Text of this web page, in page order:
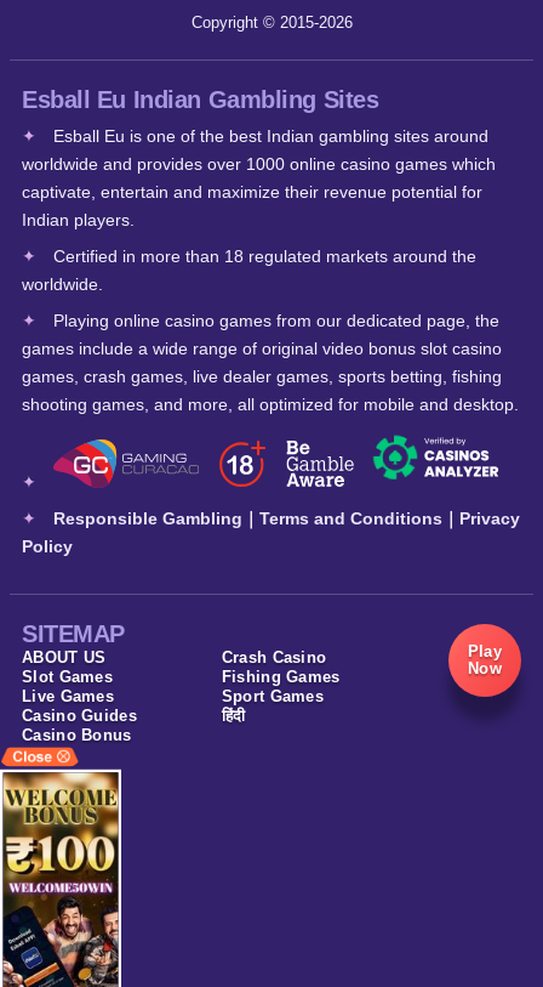
Copyright © 2015-2026
Esball Eu Indian Gambling Sites
Esball Eu is one of the best Indian gambling sites around
worldwide and provides over 1000 online casino games which
captivate, entertain and maximize their revenue potential for
Indian players.
Certified in more than 18 regulated markets around the
worldwide.
Playing online casino games from our dedicated page, the
games include a wide range of original video bonus slot casino
games, crash games, live dealer games, sports betting, fishing
shooting games, and more, all optimized for mobile and desktop.
Responsible Gambling Terms and Conditions
Privacy
Policy
SITEMAP
ABOUT US
Crash Casino
Slot Games
Fishing Games
Live Games
Sport Games
Casino Guides
हिंदी
Casino Bonus
Play
Now